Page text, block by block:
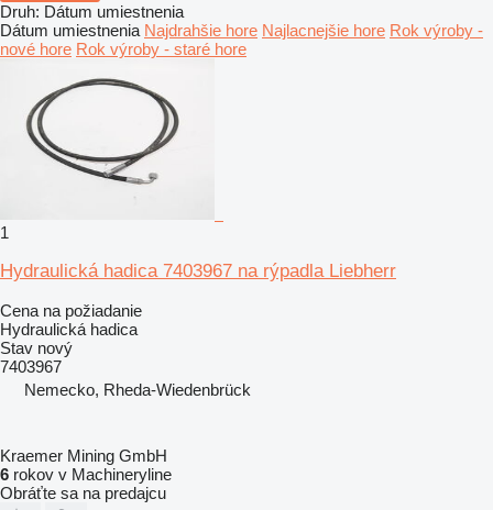
Druh: Dátum umiestnenia
Dátum umiestnenia Najdrahšie hore Najlacnejšie hore Rok výroby -
nové hore Rok výroby - staré hore
1
Hydraulická hadica 7403967 na rýpadla Liebherr
Cena na požiadanie
Hydraulická hadica
Stav nový
7403967
Nemecko, Rheda-Wiedenbrück
Kraemer Mining GmbH
6 rokov v Machineryline
Obráťte sa na predajcu